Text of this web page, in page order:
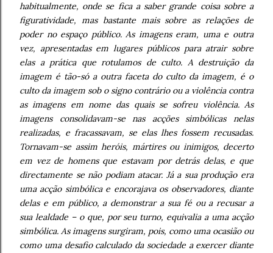
habitualmente, onde se fica a saber grande coisa sobre a
figuratividade, mas bastante mais sobre as relações de
poder no espaço público. As imagens eram, uma e outra
vez, apresentadas em lugares públicos para atrair sobre
elas a prática que rotulamos de culto. A destruição da
imagem é tão-só a outra faceta do culto da imagem, é o
culto da imagem sob o signo contrário ou a violência contra
as imagens em nome das quais se sofreu violência. As
imagens consolidavam-se nas acções simbólicas nelas
realizadas, e fracassavam, se elas lhes fossem recusadas.
Tornavam-se assim heróis, mártires ou inimigos, decerto
em vez de homens que estavam por detrás delas, e que
directamente se não podiam atacar. Já a sua produção era
uma acção simbólica e encorajava os observadores, diante
delas e em público, a demonstrar a sua fé ou a recusar a
sua lealdade – o que, por seu turno, equivalia a uma acção
simbólica. As imagens surgiram, pois, como uma ocasião ou
como uma desafio calculado da sociedade a exercer diante